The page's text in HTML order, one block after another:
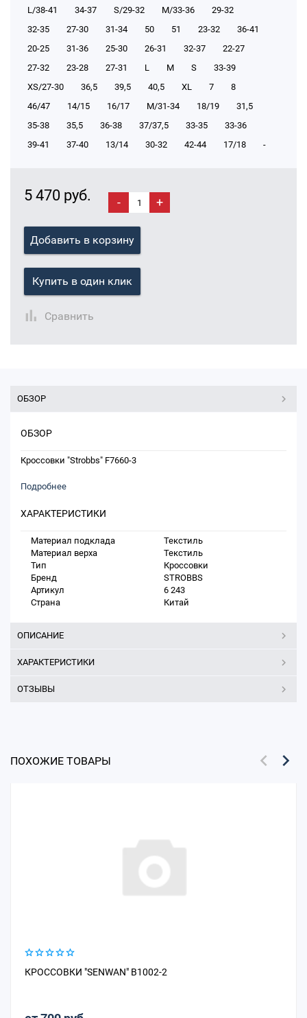
L/38-41
34-37 S/29-32 М/33-36
29-32
32-35
27-30 31-34 50 51 23-32
36-41
20-25
31-36 25-30 26-31 32-37
22-27
27-32
23-28 27-31 L M S
33-39
XS/27-30
36,5 39,5 40,5 XL 7
8
46/47
14/15 16/17 М/31-34 18/19
31,5
35-38
35,5 36-38 37/37,5 33-35
33-36
39-41
37-40 13/14 30-32 42-44 17/18 -
5 470 руб. - +
Добавить в корзину
Купить в один клик
Сравнить
ОБЗОР
ОБЗОР
Кроссовки "Strobbs" F7660-3
Подробнее
ХАРАКТЕРИСТИКИ
Материал подклада
Текстиль
Материал верха
Текстиль
Тип
Кроссовки
Бренд
STROBBS
Артикул
6 243
Страна
Китай
ОПИСАНИЕ
ХАРАКТЕРИСТИКИ
ОТЗЫВЫ
ПОХОЖИЕ ТОВАРЫ
КРОССОВКИ "SENWAN" B1002-2